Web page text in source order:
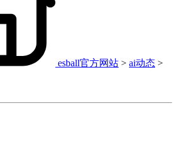
esball官方网站 > ai动态 >